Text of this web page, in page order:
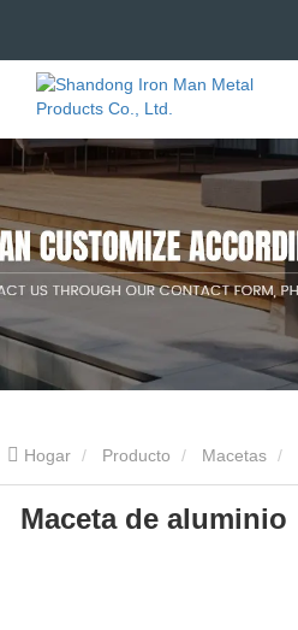
Hogar Producto Macetas
Maceta de aluminio
Maceta de aluminio